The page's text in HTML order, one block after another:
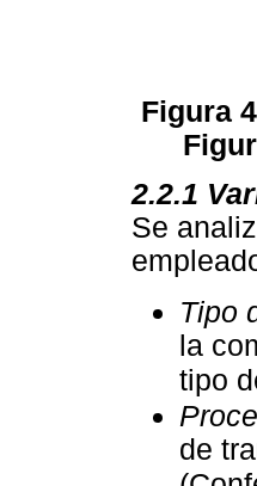
Figura
2.2.1
Se
Tipo
la
tipo
de